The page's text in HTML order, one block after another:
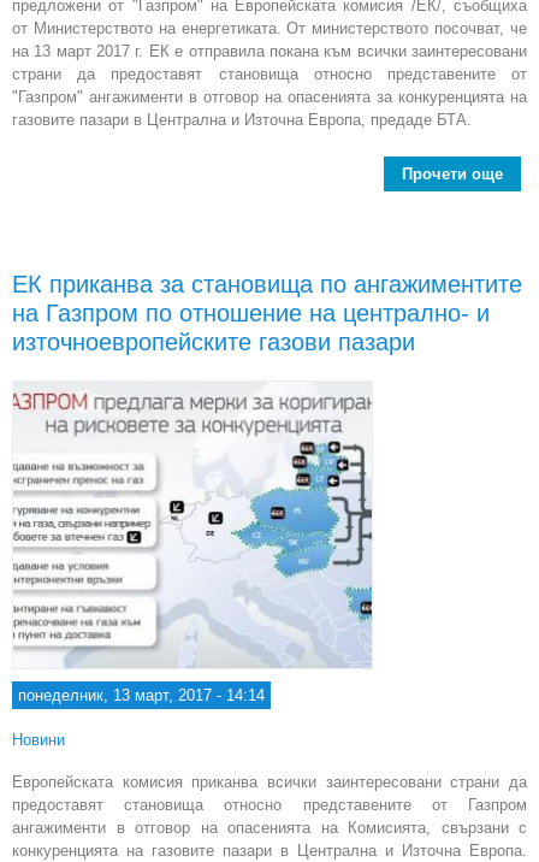
предложени от "Газпром" на Европейската комисия /ЕК/, съобщиха
от Министерството на енергетиката. От министерството посочват, че
на 13 март 2017 г. ЕК е отправила покана към всички заинтересовани
страни да предоставят становища относно представените от
"Газпром" ангажименти в отговор на опасенията за конкуренцията на
газовите пазари в Централна и Източна Европа, предаде БТА.
Прочети още
ЕК приканва за становища по ангажиментите
на Газпром по отношение на централно- и
източноевропейските газови пазари
понеделник, 13 март, 2017 - 14:14
Новини
Европейската комисия приканва всички заинтересовани страни да
предоставят становища относно представените от Газпром
ангажименти в отговор на опасенията на Комисията, свързани с
конкуренцията на газовите пазари в Централна и Източна Европа.